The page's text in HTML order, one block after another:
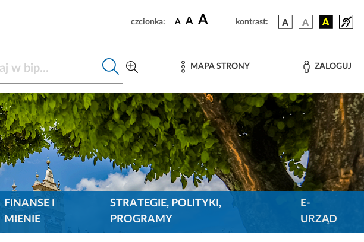
czcionka: A A A kontrast:
MAPA STRONY ZALOGUJ
FINANSE I
MIENIE
STRATEGIE, POLITYKI,
PROGRAMY
E-
URZĄD